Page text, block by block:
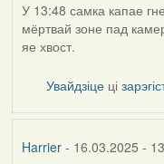
У 13:48 самка капае
мёртвай зоне пад
яе хвост.
Увайдзіце ці
Harrier- 16.03.2025 -